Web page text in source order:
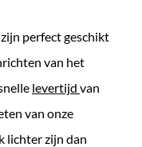
perfect geschikt
van het
levertijd van
van onze
lichter zijn dan